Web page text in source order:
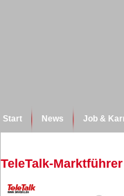
Start News Job &
TeleTalk-